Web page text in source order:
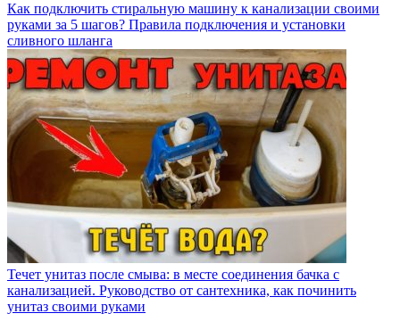
Как подключить стиральную машину к канализации своими
руками за 5 шагов? Правила подключения и установки
сливного шланга
Течет унитаз после смыва: в месте соединения бачка с
канализацией. Руководство от сантехника, как починить
унитаз своими руками